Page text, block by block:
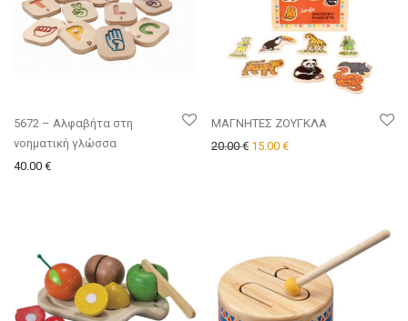
5672 – Αλφαβήτα στη
νοηματική γλώσσα
40.00 €
ΜΑΓΝΗΤΕΣ ΖΟΥΓΚΛΑ
20.00€ Original price was: 20.00 €.
15.00 €Η τρέχουσα τιμή